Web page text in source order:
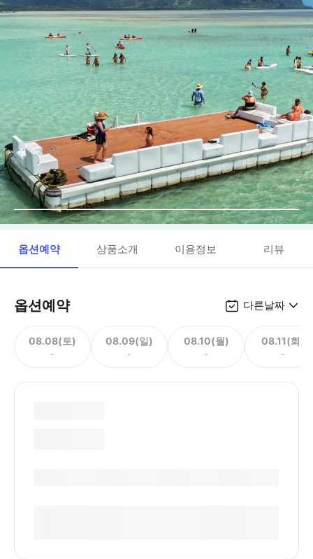
옵션예약 상품소개 이용정보 리뷰
옵션예약 다른날짜
08.08(토)
-
08.09(일)
-
08.10(월)
-
08.11(화)
-